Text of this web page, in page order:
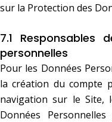
sur la Protection des
7.1 Responsables
personnelles
Pour les Données
la création du compte
navigation sur le Site,
Données